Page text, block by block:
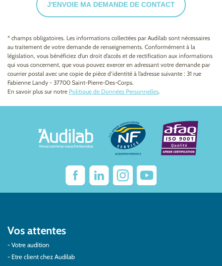
J'ENVOIE MA DEMANDE DE CONTACT
* champs obligatoires. Les informations collectées par Audilab sont nécessaires
au traitement de votre demande de renseignements. Conformément à la
législation, vous bénéficiez d’un droit d’accès et de rectification aux informations
qui vous concernent, que vous pouvez exercer en adressant votre demande par
courrier postal avec une copie de pièce d’identité à l’adresse suivante : 31 rue
Fabienne Landy - 37700 Saint-Pierre-Des-Corps.
En savoir plus sur notre Politique de Données Personnelles.
Vos attentes
Votre audition
Etre client chez Audilab